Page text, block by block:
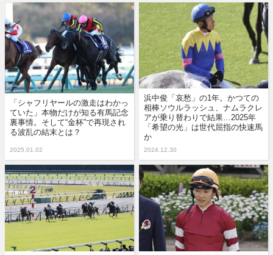
「シャフリヤールの激走はわかっ
ていた」本物だけが知る有馬記念
裏事情。そして“金杯”で再現され
る波乱の結末とは？
2025.01.02
浜中俊「哀愁」の1年。かつての
相棒ソウルラッシュ、ナムラクレ
アが乗り替わりで結果…2025年
「希望の光」は世代屈指の快速馬
か
2024.12.30